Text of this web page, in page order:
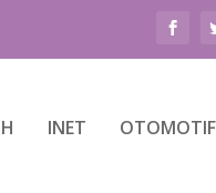
INET OTOMOTIF